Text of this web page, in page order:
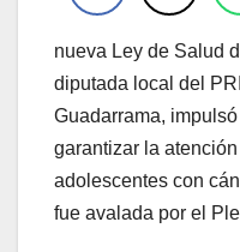
nueva Ley de Salud
diputada local del
Guadarrama,
garantizar la
adolescentes con
fue avalada por el